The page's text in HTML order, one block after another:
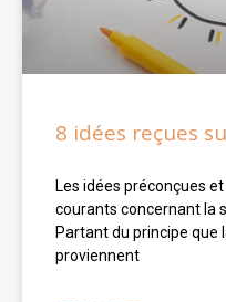
8 idées reçues
Les idées préconçues
courants concernant la
Partant du principe que
proviennent